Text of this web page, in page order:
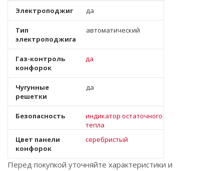
Электроподжиг да
Тип
электроподжига
автоматический
Газ-контроль
конфорок
да
Чугунные
решетки
да
Безопасность
индикатор остаточного
тепла
Цвет панели
конфорок
серебристый
Перед покупкой уточняйте характеристики и